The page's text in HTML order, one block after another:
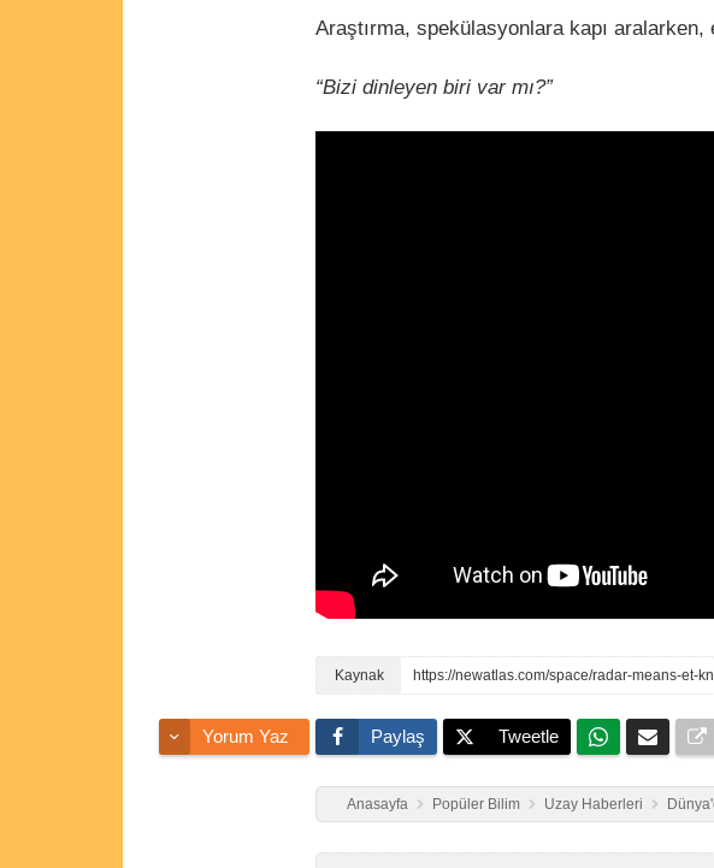
Araştırma, spekülasyonlara kapı aralarken,
“Bizi dinleyen biri var mı?”
https://newatlas.com/space/radar-means-et-
Yorum Yaz Paylaş Tweetle
Anasayfa Popüler Bilim Uzay Haberleri